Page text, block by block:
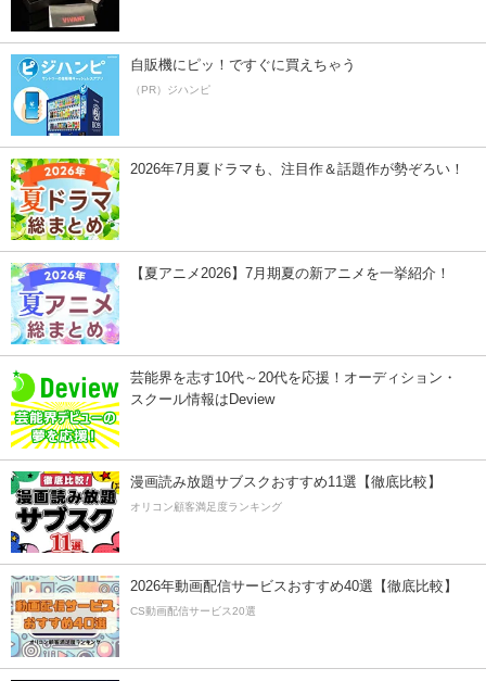
自販機にピッ！ですぐに買えちゃう
（PR）ジハンピ
2026年7月夏ドラマも、注目作＆話題作が勢ぞろい！
【夏アニメ2026】7月期夏の新アニメを一挙紹介！
芸能界を志す10代～20代を応援！オーディション・
スクール情報はDeview
漫画読み放題サブスクおすすめ11選【徹底比較】
オリコン顧客満足度ランキング
2026年動画配信サービスおすすめ40選【徹底比較】
CS動画配信サービス20選